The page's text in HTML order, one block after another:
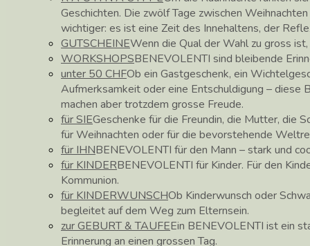
Geschichten. Die zwölf Tage zwischen
wichtiger: es ist eine Zeit des Innehaltens, der
GUTSCHEINEWenn die Qual der Wahl zu gross
WORKSHOPSBENEVOLENTI sind bleibende
unter 50 CHFOb ein Gastgeschenk, ein
Aufmerksamkeit oder eine Entschuldigung – diese
machen aber trotzdem grosse Freude.
für SIEGeschenke für die Freundin, die Mutter, die
für Weihnachten oder für die bevorstehende
für IHNBENEVOLENTI für den Mann – stark und
für KINDERBENEVOLENTI für Kinder. Für den
Kommunion.
für KINDERWUNSCHOb Kinderwunsch oder
begleitet auf dem Weg zum Elternsein.
zur GEBURT & TAUFEEin BENEVOLENTI ist ein
Erinnerung an einen grossen Tag.